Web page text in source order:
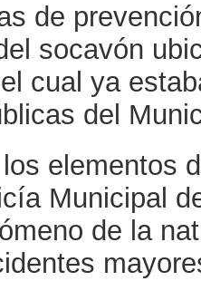
de
socavón
cual ya
del
elementos
Municipal
de la